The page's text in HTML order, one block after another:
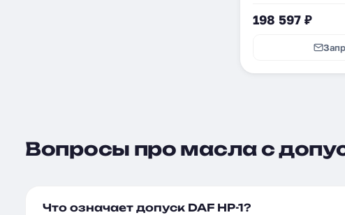
198 597 ₽
Вопросы про масла с
Что означает допуск DAF HP-1?